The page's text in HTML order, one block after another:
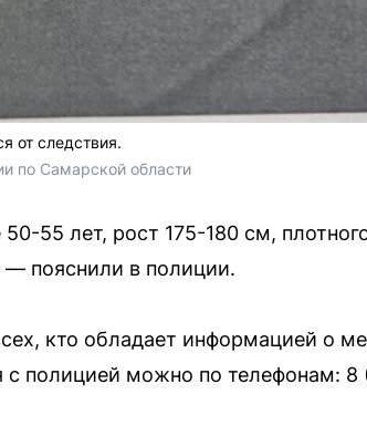
от следствия.
по Самарской области
55 лет, рост 175-180 см,
пояснили в полиции.
кто обладает информацией о
с полицией можно по